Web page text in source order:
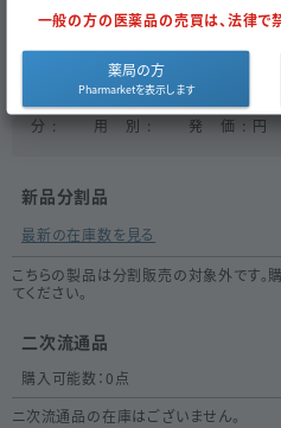
エピナスチン塩酸塩点
ロ」
お気に入り
医薬品区
分
外
用
医薬品種
別
後
発
薬
価
円
新品分割品
最新の在庫数を見る
こちらの製品は分割販売の対象外です。
てください。
二次流通品
購入可能数：0点
ニ次流通品の在庫はございません。
一般の方の医薬品の売買は、法律で
薬局の方